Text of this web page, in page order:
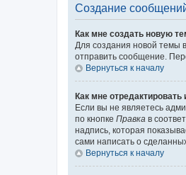
Создание
Как мне создать новую
Для создания новой темы
отправить сообщение.
Вернуться к началу
Как мне
Если вы не являетесь
по кнопке Правка в
надпись, которая
сами написать о
Вернуться к началу